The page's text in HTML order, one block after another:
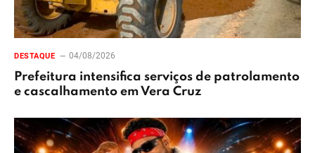
DESTAQUE 04/08/2026
Prefeitura intensifica serviços de patrolamento
e cascalhamento em Vera Cruz